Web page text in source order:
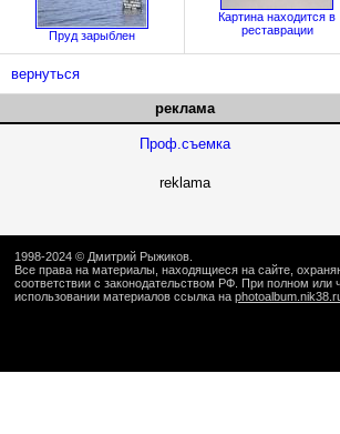
Пруд зарыблен
Картина находится в
реставрации
вернуться
реклама
Проф.съемка
reklama
1998-2024 © Дмитрий Рыжиков
Все права на материалы, находящиеся на сайте,
соответствии с законодательством РФ. При полном или
использовании материалов ссылка на